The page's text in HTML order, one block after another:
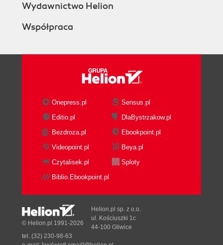
Wydawnictwo Helion
Współpraca
Onepress.pl
Sensus.pl
Editio.pl
DlaBystrzakow.pl
Bezdroza.pl
Ebookpoint.pl
Videopoint.pl
Beya.pl
Czytalisek.pl
Sploty
Biblio.Ebookpoint.pl
© Helion.pl 1991-2026
Helion.pl sp. z o.o.
ul. Kościuszki 1c
44-100 Gliwice
tel. (32) 230-98-63